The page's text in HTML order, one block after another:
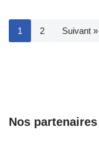
1 2 Suivant »
Nos partenaires